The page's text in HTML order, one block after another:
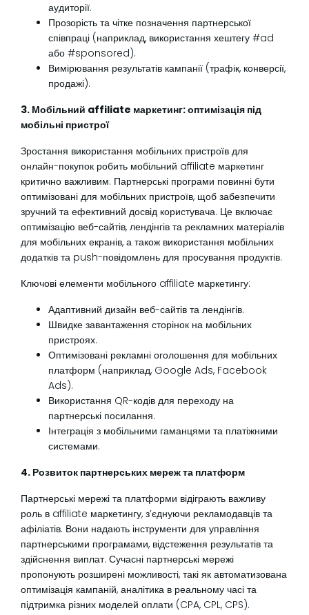
аудиторії.
Прозорість та чітке позначення партнерської
співпраці (наприклад, використання хештегу #ad
або #sponsored).
Вимірювання результатів кампанії (трафік, конверсії,
продажі).
3. Мобільний affiliate маркетинг: оптимізація під
мобільні пристрої
Зростання використання мобільних пристроїв для
онлайн-покупок робить мобільний affiliate маркетинг
критично важливим. Партнерські програми повинні бути
оптимізовані для мобільних пристроїв, щоб забезпечити
зручний та ефективний досвід користувача. Це включає
оптимізацію веб-сайтів, лендінгів та рекламних матеріалів
для мобільних екранів, а також використання мобільних
додатків та push-повідомлень для просування продуктів.
Ключові елементи мобільного affiliate маркетингу:
Адаптивний дизайн веб-сайтів та лендінгів.
Швидке завантаження сторінок на мобільних
пристроях.
Оптимізовані рекламні оголошення для мобільних
платформ (наприклад, Google Ads, Facebook
Ads).
Використання QR-кодів для переходу на
партнерські посилання.
Інтеграція з мобільними гаманцями та платіжними
системами.
4. Розвиток партнерських мереж та платформ
Партнерські мережі та платформи відіграють важливу
роль в affiliate маркетингу, з’єднуючи рекламодавців та
афіліатів. Вони надають інструменти для управління
партнерськими програмами, відстеження результатів та
здійснення виплат. Сучасні партнерські мережі
пропонують розширені можливості, такі як автоматизована
оптимізація кампаній, аналітика в реальному часі та
підтримка різних моделей оплати (CPA, CPL, CPS).